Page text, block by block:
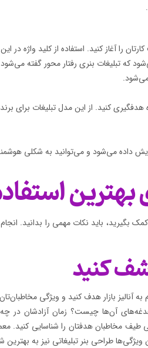
را آغاز کنید. استفاده از کلید واژه
که تبلیغات بنری رفتار محور گفته
هدفگیری کنید. از این مدل تبلیغات برای
داده می‌شود و می‌توانید به شکلی
بگیرید، باید نکات مهمی را بدانید.
آنالیز بازار هدف کنید و ویژگی
آن‌ها چیست؟ زمان آزادشان در
طیف مخاطبان هدفتان را شناسایی کنید.
ویژگی‌ها طراحی بنر تبلیغاتی نیز به